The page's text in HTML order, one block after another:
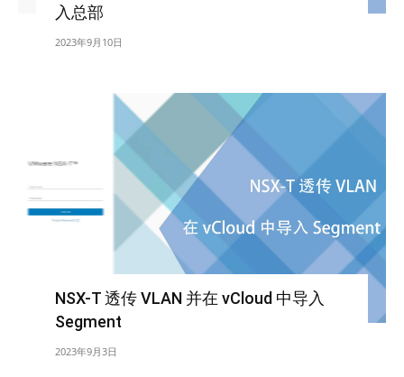
入总部
2023年9月10日
NSX-T 透传 VLAN 并在 vCloud 中导入
Segment
2023年9月3日